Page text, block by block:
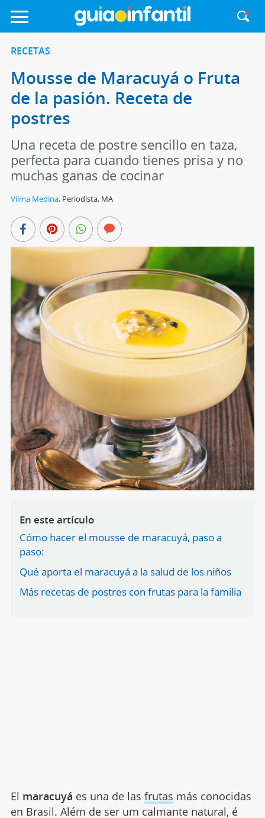
RECETAS
Mousse de Maracuyá o Fruta
de la pasión. Receta de
postres
Una receta de postre sencillo en taza,
perfecta para cuando tienes prisa y no
muchas ganas de cocinar
Vilma Medina, Periodista, MA
En este artículo
Cómo hacer el mousse de maracuyá, paso a
paso:
Qué aporta el maracuyá a la salud de los niños
Más recetas de postres con frutas para la familia
El maracuyá es una de las frutas más conocidas
en Brasil. Além de ser um calmante natural, é